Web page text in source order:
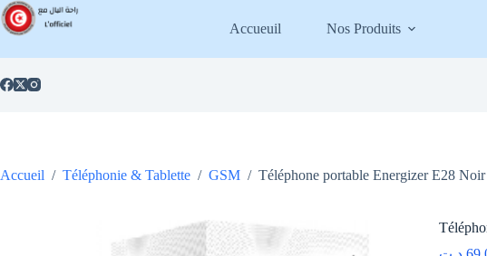
Passer
au
contenu
Accueuil Nos Produits
Accueil / Téléphonie & Tablette / GSM / Téléphone portable Energizer E28 Noir